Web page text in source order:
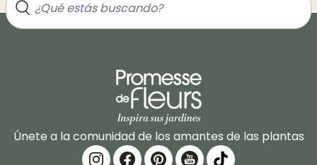
Únete a la comunidad de los amantes de las plantas